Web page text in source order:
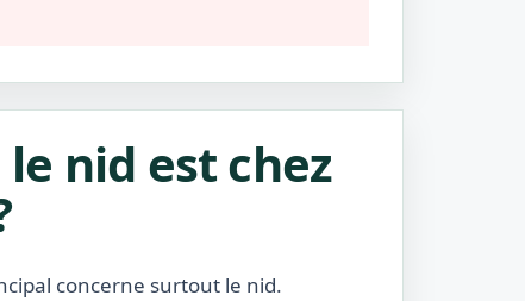
nid est chez
concerne surtout le nid.